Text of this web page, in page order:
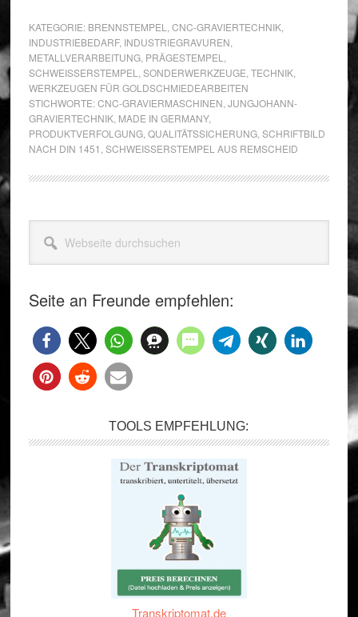
Qualität
von
Graveuren
KATEGORIE: BRENNSTEMPEL CNC-GRAVIERTECHNIK,
INDUSTRIEBEDARF, INDUSTRIEGRAVUREN
METALLVERARBEITUNG, PRÄGESTEMPEL
SCHWEISSERSTEMPEL
SONDERWERKZEUGE TECHNIK,
WERKZEUGEN FÜR GOLDSCHMIEDEARBEITEN
STICHWORTE:CNC-GRAVIERMASCHINEN JUNGJOHANN-
GRAVIERTECHNIK, MADE IN GERMANY,
PRODUKTVERFOLGUNG, QUALITÄTSSICHERUNG, SCHRIFTBILD
NACH DIN 1451 SCHWEISSERSTEMPEL AUS REMSCHEID
Seitenspalte
durchsuchen
Seite an Freunde empfehlen:
TOOLS EMPFEHLUNG:
Transkriptomat.de